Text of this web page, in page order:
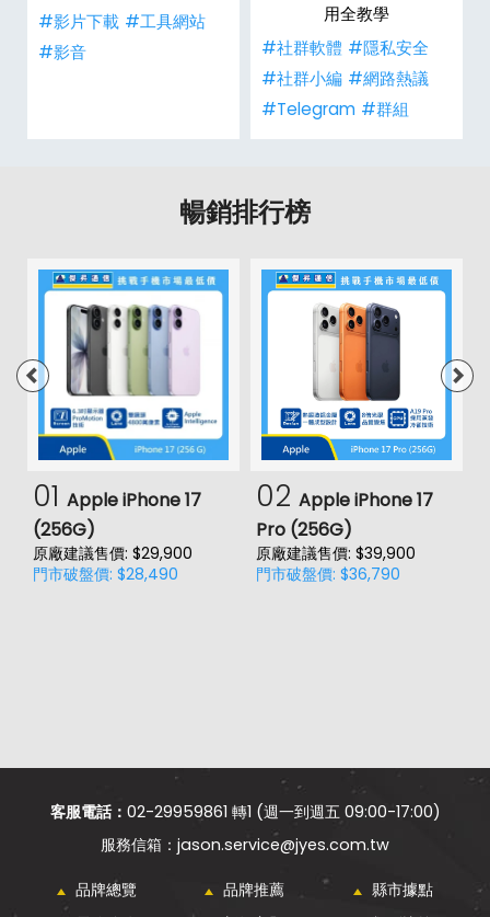
#影片下載 #工具網站
#影音
用全教學
#社群軟體 #隱私安全
#社群小編 #網路熱議
#Telegram #群組
暢銷排行榜
01 Apple iPhone 17
(256G)
原廠建議售價: $29,900
門市破盤價: $28,490
02 Apple iPhone 17
Pro (256G)
原廠建議售價: $39,900
門市破盤價: $36,790
客服電話： 02-29959861 轉1 (週一到週五 09:00-17:00)
jason.service@jyes.com.tw
品牌總覽 品牌推薦
縣市據點